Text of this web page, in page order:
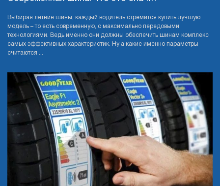
Выбирая летние шины, каждый водитель стремится купить лучшую
модель – то есть современную, с максимально передовыми
технологиями. Ведь именно они должны обеспечить шинам комплекс
самых эффективных характеристик. Ну а какие именно параметры
считаются ...